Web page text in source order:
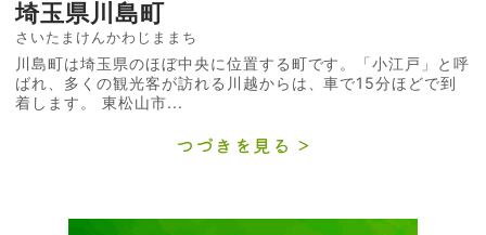
埼玉県川島町
さいたまけんかわじままち
川島町は埼玉県のほぼ中央に位置する町です。「小江戸」と呼
ばれ、多くの観光客が訪れる川越からは、車で15分ほどで到
着します。 東松山市...
つづきを見る